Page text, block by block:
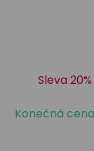
Sleva
Konečná